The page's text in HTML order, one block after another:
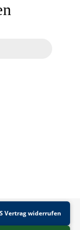
© 2026
Vertrag widerrufen